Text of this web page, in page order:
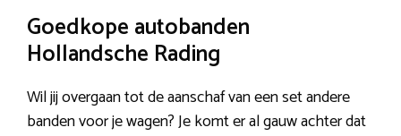
Goedkope autobanden
Hollandsche Rading
Wil jij overgaan tot de aanschaf van een set andere
banden voor je wagen? Je komt er al gauw achter dat